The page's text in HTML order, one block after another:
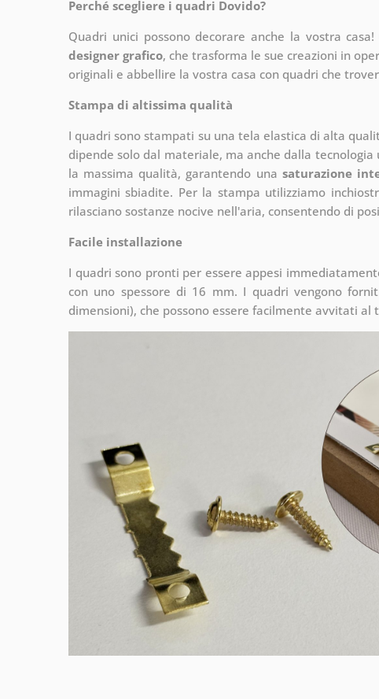
Perché scegliere i quadri Dovido?
Quadri unici possono decorare anche la vostra casa!
designer grafico, che trasforma le sue creazioni in
originali e abbellire la vostra casa con quadri che
Stampa di altissima qualità
I quadri sono stampati su una tela elastica di alta
dipende solo dal materiale, ma anche dalla
la massima qualità, garantendo una saturazione
immagini sbiadite. Per la stampa utilizziamo
rilasciano sostanze nocive nell'aria, consentendo di
Facile installazione
I quadri sono pronti per essere appesi
con uno spessore di 16 mm. I quadri vengono
dimensioni), che possono essere facilmente avvitati al